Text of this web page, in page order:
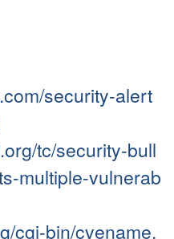
security-alert
tc/security-bull
multiple-vulnerab
cgi-bin/cvename.